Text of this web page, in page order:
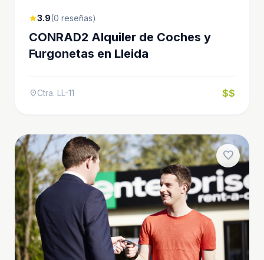
star3.9(0 reseñas)
CONRAD2 Alquiler de Coches y
Furgonetas en Lleida
location_onCtra. LL-11 $$
favorite